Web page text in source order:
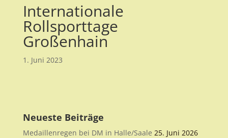
Internationale
Rollsporttage
Großenhain
1. Juni 2023
Neueste Beiträge
Medaillenregen bei DM in Halle/Saale 25. Juni 2026